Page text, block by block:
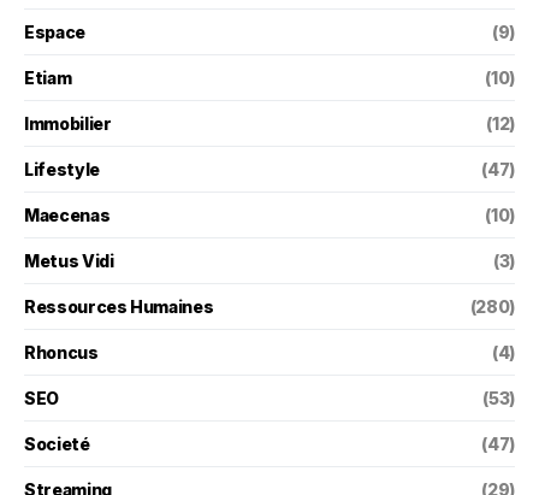
Espace (9)
Etiam (10)
Immobilier (12)
Lifestyle (47)
Maecenas (10)
Metus Vidi (3)
Ressources Humaines (280)
Rhoncus (4)
SEO (53)
Societé (47)
Streaming (29)